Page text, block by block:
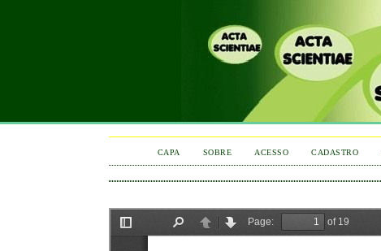
CAPA SOBRE ACESSO CADASTRO